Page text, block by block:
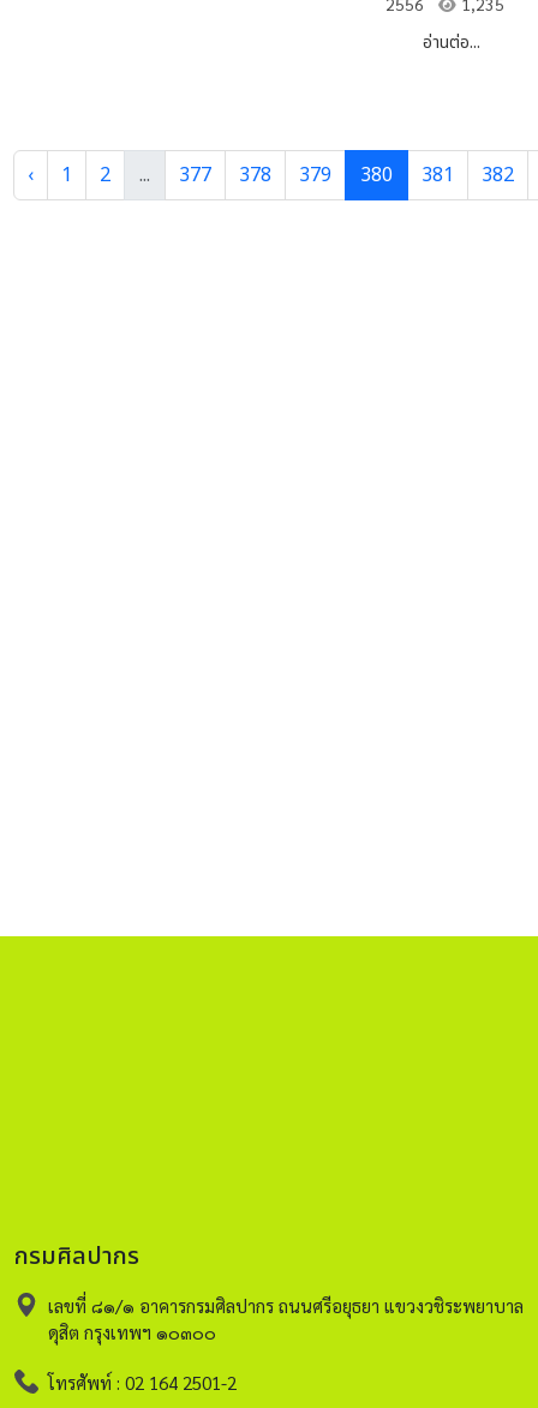
อ่านต่อ...
‹ 1 2 ... 377 378 379 380 381 382
กรมศิลปากร
เลขที่ ๘๑/๑ อาคารกรมศิลปากร ถนนศรีอยุธยา แขวงวชิระพยาบาล
ดุสิต กรุงเทพฯ ๑๐๓๐๐
โทรศัพท์ : 02 164 2501-2